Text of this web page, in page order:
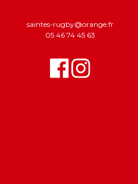
saintes-rugby@orange.fr
05 46 74 45 63